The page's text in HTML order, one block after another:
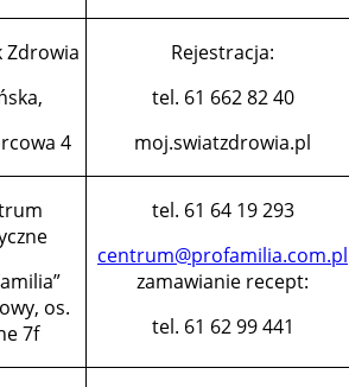
Zdrowia
4
Rejestracja:
tel. 61 662 82 40
moj.swiatzdrowia.pl
os.
7f
tel. 61 64 19 293
centrum@profamilia.com.pl
zamawianie recept:
tel. 61 62 99 441